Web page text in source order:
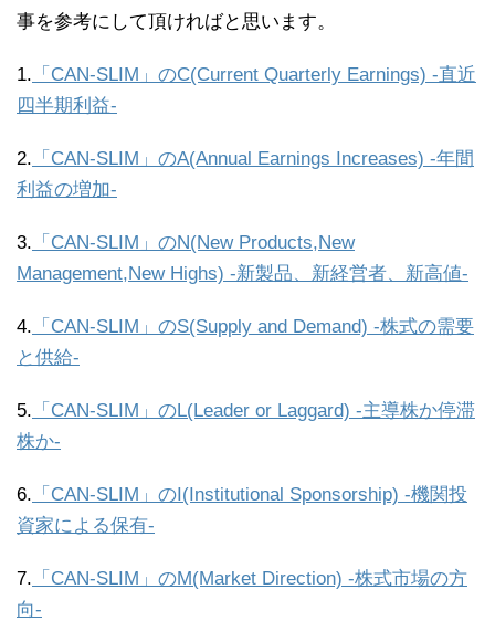
事を参考にして頂ければと思います。
1. 「CAN-SLIM」のC(Current Quarterly Earnings) -直近
四半期利益-
2. 「CAN-SLIM」のA(Annual Earnings Increases) -年間
利益の増加-
3. 「CAN-SLIM」のN(New Products,New
Management,New Highs) -新製品、新経営者、新高値-
4. 「CAN-SLIM」のS(Supply and Demand) -株式の需要
と供給-
5. 「CAN-SLIM」のL(Leader or Laggard) -主導株か停滞
株か-
6. 「CAN-SLIM」のI(Institutional Sponsorship) -機関投
資家による保有-
7. 「CAN-SLIM」のM(Market Direction) -株式市場の方
向-